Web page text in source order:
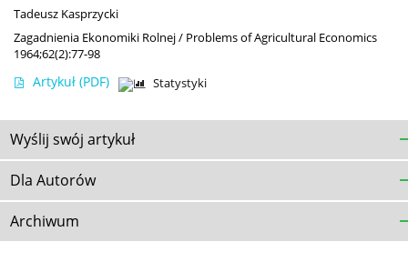
Tadeusz Kasprzycki
Zagadnienia Ekonomiki Rolnej / Problems of Agricultural Economics
1964;62(2):77-98
Artykuł (PDF) Statystyki
Wyślij swój artykuł
Dla Autorów
Archiwum